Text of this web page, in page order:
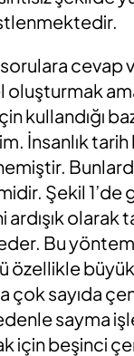
cevap
kullandığı
İnsanlık tarih
Şekil 1’de
olarak
eder. Bu
özellikle büyük
çok sayıda
sayma
için beşinci